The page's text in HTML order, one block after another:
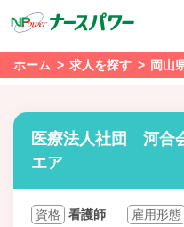
ホーム 求人を探す 岡山
医療法人社団 河合
エア
資格 看護師 雇用形態